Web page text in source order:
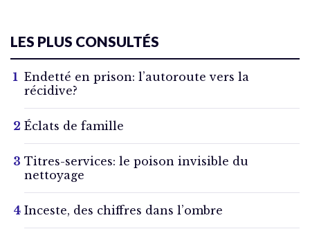
LES PLUS CONSULTÉS
Endetté en prison: l’autoroute vers la
récidive?
Éclats de famille
Titres-services: le poison invisible du
nettoyage
Inceste, des chiffres dans l’ombre